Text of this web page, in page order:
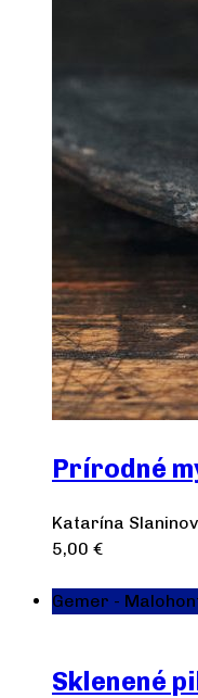
Prírodné
Katarína
5,00 €
Gemer -
Sklenené